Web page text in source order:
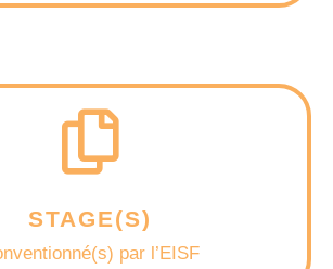

STAGE(S)
par l’EISF